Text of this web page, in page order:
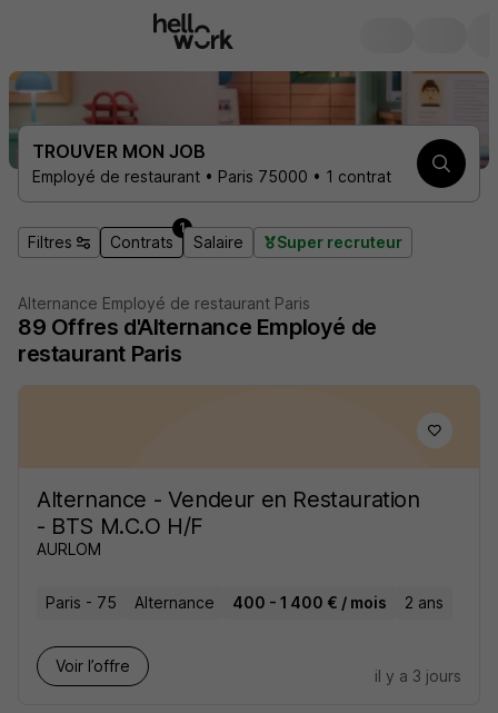
TROUVER MON JOB
Employé de restaurant • Paris 75000 • 1 contrat
Filtres Contrats
1
Salaire Super recruteur
Alternance Employé de restaurant Paris
89 Offres d'Alternance Employé de
restaurant Paris
Alternance - Vendeur en Restauration
- BTS M.C.O H/F
AURLOM
Paris - 75 Alternance 400 - 1 400 € / mois 2 ans
Voir l’offre
il y a 3 jours